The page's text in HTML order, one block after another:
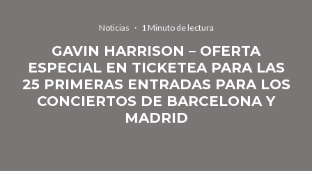
Noticias · 1 Minuto de lectura
GAVIN HARRISON – OFERTA
ESPECIAL EN TICKETEA PARA LAS
25 PRIMERAS ENTRADAS PARA LOS
CONCIERTOS DE BARCELONA Y
MADRID